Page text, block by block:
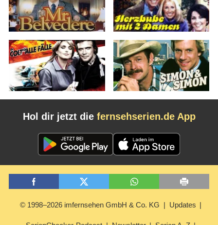
Hol dir jetzt die fernsehserien.de App
© 1998–2026 imfernsehen GmbH & Co. KG Updates